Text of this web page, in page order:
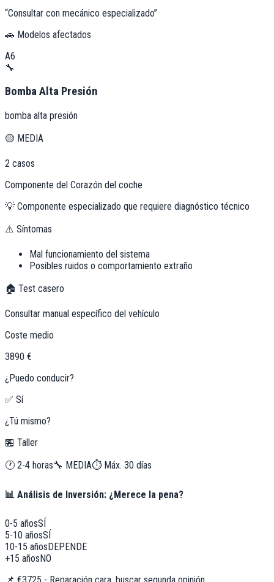
“Consultar con mecánico especializado”
🚗 Modelos afectados
A6
🔧
Bomba Alta Presión
bomba alta presión
🟡 MEDIA
2 casos
Componente del Corazón del coche
💡 Componente especializado que requiere diagnóstico técnico
⚠️ Síntomas
Mal funcionamiento del sistema
Posibles ruidos o comportamiento extraño
🏠 Test casero
Consultar manual específico del vehículo
Coste medio
3890 €
¿Puedo conducir?
✅ Sí
¿Tú mismo?
🏪 Taller
🕐 2-4 horas🔧 MEDIA⏱️ Máx. 30 días
📊 Análisis de Inversión: ¿Merece la pena?
0-5 añosSÍ
5-10 añosSÍ
10-15 añosDEPENDE
+15 añosNO
📌 €3725 - Reparación cara, buscar segunda opinión